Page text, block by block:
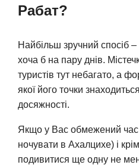
Рабат?
Найбільш зручний спосіб –
хоча б на пару днів.
туристів тут небагато, а
якої його точки
досяжності.
Якщо у Вас обмежений час
ночувати в Ахалцихе) і
подивитися ще одну не